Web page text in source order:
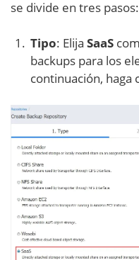
se divide en tres pasos:
Tipo: Elija SaaS
backups para los
continuación, haga